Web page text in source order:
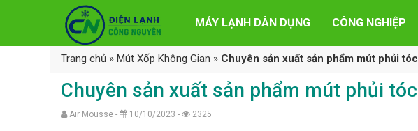
MÁY LẠNH DÂN DỤNG CÔNG NGHIỆP
Trang chủ » Mút Xốp Không Gian » Chuyên sản xuất sản phẩm mút phủi tóc
Chuyên sản xuất sản phẩm mút phủi tóc
Air Mousse - 10/10/2023 - 2325